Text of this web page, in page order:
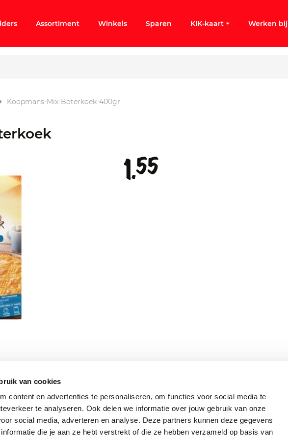
van cookies
content en advertenties te personaliseren, om functies voor social media te
te analyseren. Ook delen we informatie over jouw gebruik van onze
social media, adverteren en analyse. Deze partners kunnen deze gegevens
die je aan ze hebt verstrekt of die ze hebben verzameld op basis van
Assortiment Winkels Sparen KIK-kaart Werken bij
Koopmans-Mix-Boterkoek-400gr
1.55
nieuwsbrief